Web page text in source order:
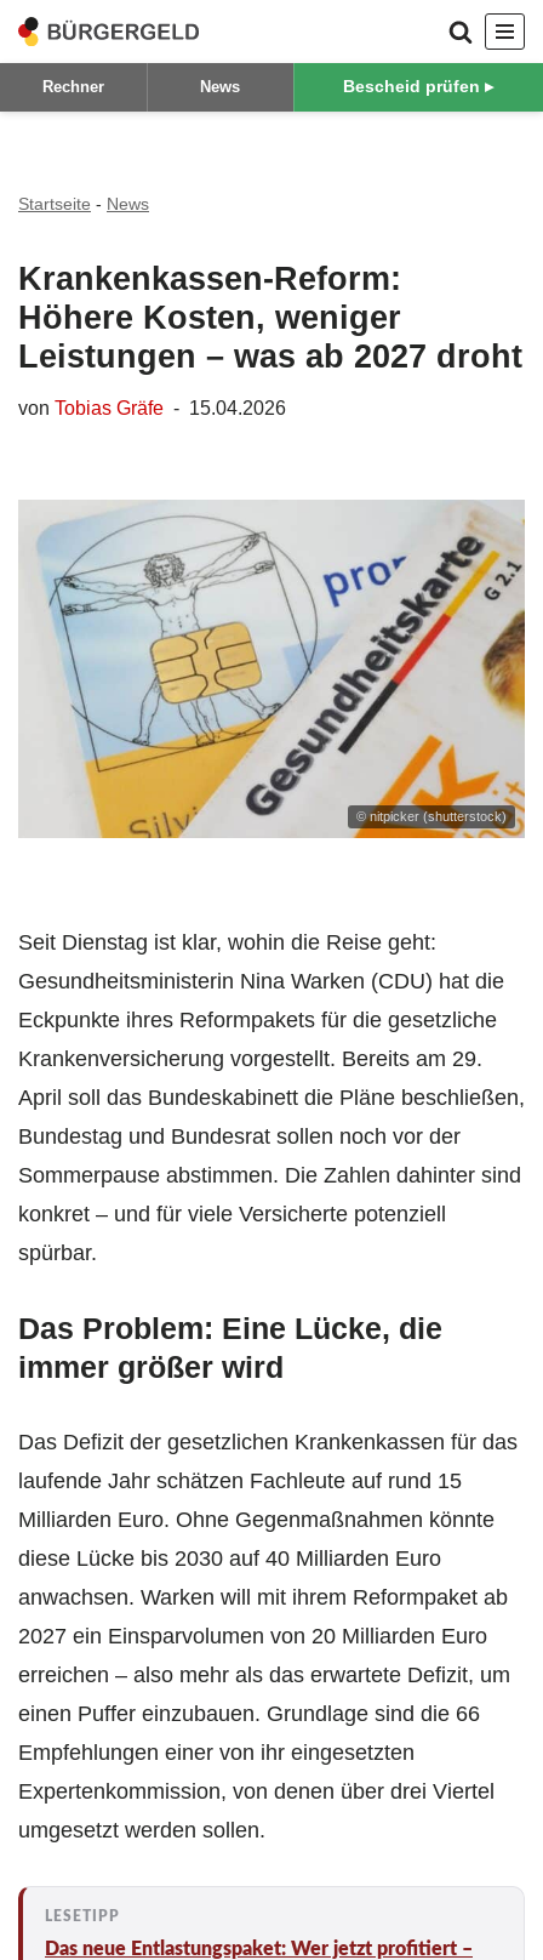
Zum
Inhalt
Rechner News Bescheid prüfen ▸
Startseite - News
Krankenkassen-Reform:
Höhere Kosten, weniger
Leistungen – was ab 2027 droht
von Tobias Gräfe 15.04.2026
© nitpicker (shutterstock)
Seit Dienstag ist klar, wohin die Reise geht:
Gesundheitsministerin Nina Warken (CDU) hat die
Eckpunkte ihres Reformpakets für die gesetzliche
Krankenversicherung vorgestellt. Bereits am 29.
April soll das Bundeskabinett die Pläne beschließen,
Bundestag und Bundesrat sollen noch vor der
Sommerpause abstimmen. Die Zahlen dahinter sind
konkret – und für viele Versicherte potenziell
spürbar.
Das Problem: Eine Lücke, die
immer größer wird
Das Defizit der gesetzlichen Krankenkassen für das
laufende Jahr schätzen Fachleute auf rund 15
Milliarden Euro. Ohne Gegenmaßnahmen könnte
diese Lücke bis 2030 auf 40 Milliarden Euro
anwachsen. Warken will mit ihrem Reformpaket ab
2027 ein Einsparvolumen von 20 Milliarden Euro
erreichen – also mehr als das erwartete Defizit, um
einen Puffer einzubauen. Grundlage sind die 66
Empfehlungen einer von ihr eingesetzten
Expertenkommission, von denen über drei Viertel
umgesetzt werden sollen.
Das neue Entlastungspaket: Wer jetzt profitiert –